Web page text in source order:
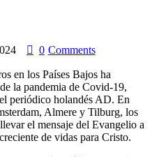
0 Comments
en los Países Bajos ha
la pandemia de Covid-19,
periódico holandés AD. En
Almere y Tilburg, los
el mensaje del Evangelio a
de vidas para Cristo.